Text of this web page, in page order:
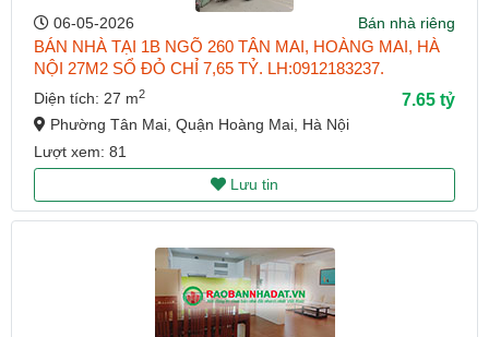
06-05-2026 Bán nhà riêng
BÁN NHÀ TẠI 1B NGÕ 260 TÂN MAI, HOÀNG MAI, HÀ
NỘI 27M2 SỔ ĐỎ CHỈ 7,65 TỶ. LH:0912183237.
Diện tích: 27 m2 7.65 tỷ
Phường Tân Mai, Quận Hoàng Mai, Hà Nội
Lượt xem: 81
Lưu tin